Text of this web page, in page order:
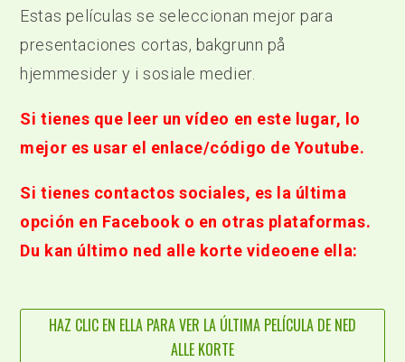
Estas películas se seleccionan mejor para
presentaciones cortas, bakgrunn på
hjemmesider y i sosiale medier.
Si tienes que leer un vídeo en este lugar, lo
mejor es usar el enlace/código de Youtube.
Si tienes contactos sociales, es la última
opción en Facebook o en otras plataformas.
Du kan último ned alle korte videoene ella:
HAZ CLIC EN ELLA PARA VER LA ÚLTIMA PELÍCULA DE NED
ALLE KORTE